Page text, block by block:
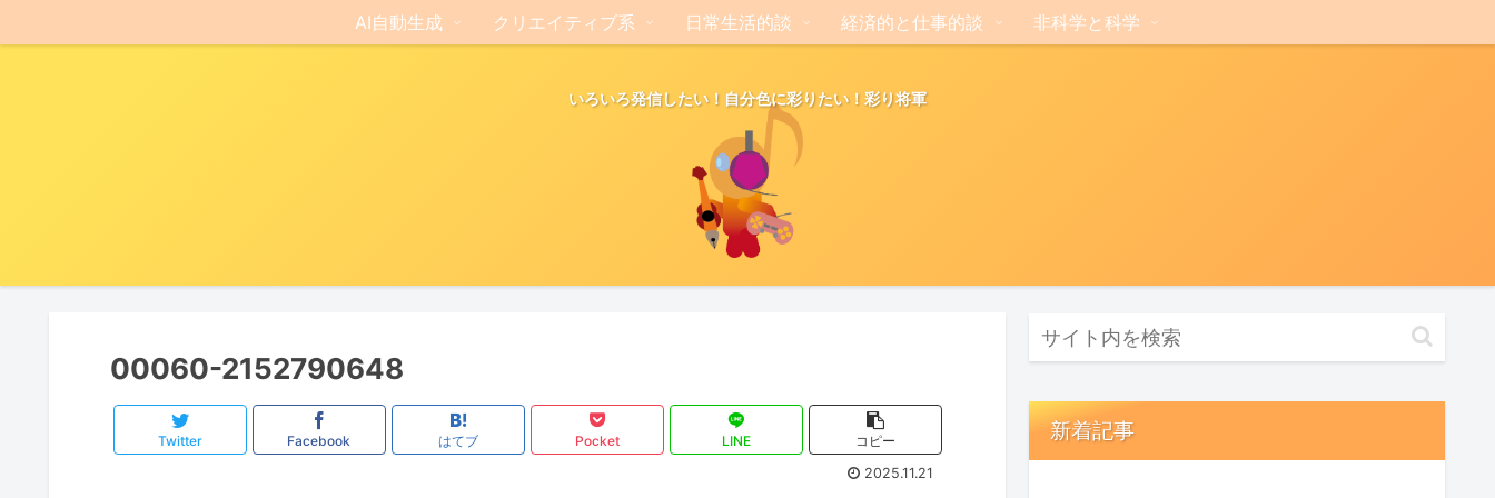
いろいろ発信したい！自分色に彩りたい！彩り将軍
AI自動生成 クリエイティブ系 日常生活的談 経済的と仕事的談 非科学と科学
00060-2152790648
Twitter Facebook はてブ Pocket LINE
コピー
2025.11.21
新着記事